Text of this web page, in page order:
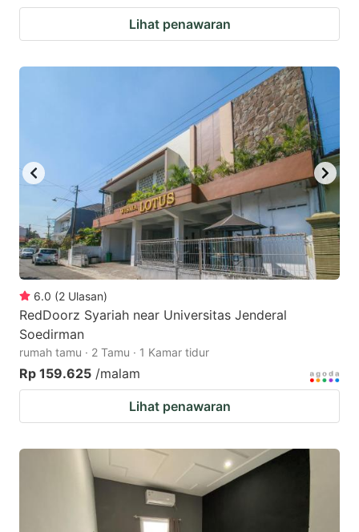
Lihat penawaran
6.0 (2 Ulasan)
RedDoorz Syariah near Universitas Jenderal
Soedirman
rumah tamu · 2 Tamu · 1 Kamar tidur
Rp 159.625 /malam
Lihat penawaran